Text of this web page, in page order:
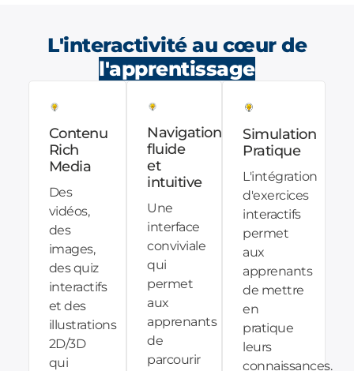
L'interactivité au cœur de
l'apprentissage
Contenu
Rich
Media
Des
vidéos,
des
images,
des quiz
interactifs
et des
illustrations
2D/3D
qui
Navigation
fluide
et
intuitive
Une
interface
conviviale
qui
permet
aux
apprenants
de
parcourir
Simulation
Pratique
L'intégration
d'exercices
interactifs
permet
aux
apprenants
de mettre
en
pratique
leurs
connaissances.